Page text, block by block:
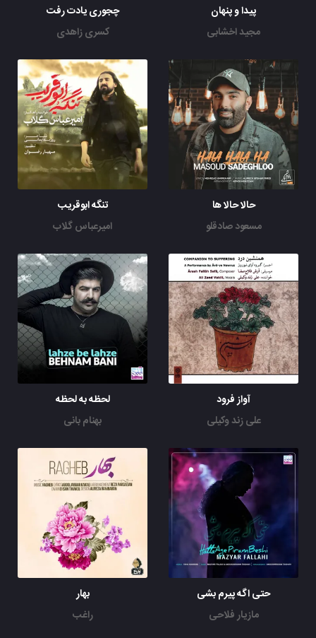
پیدا و پنهان
مجید اخشابی
چجوری یادت رفت
کسری زاهدی
حالا حالا ها
مسعود صادقلو
تنگه ابوقریب
امیرعباس گلاب
آواز فرود
علی زند وکیلی
لحظه به لحظه
بهنام بانی
حتی اگه پیرم بشی
مازیار فلاحی
بهار
راغب